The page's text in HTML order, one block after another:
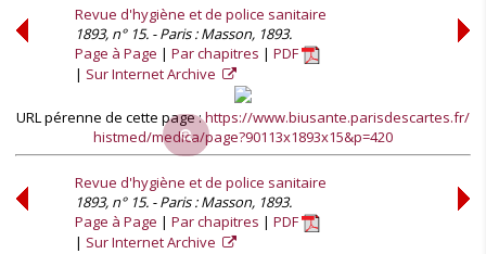
Revue d'hygiène et de police sanitaire
1893, n° 15. - Paris : Masson, 1893.
Page à Page
Par chapitres
PDF
Sur Internet Archive
URL pérenne de cette page :https://www.biusante.parisdescartes.fr/
histmed/medica/page?90113x1893x15&p=420
Revue d'hygiène et de police sanitaire
1893, n° 15. - Paris : Masson, 1893.
Page à Page
Par chapitres
PDF
Sur Internet Archive